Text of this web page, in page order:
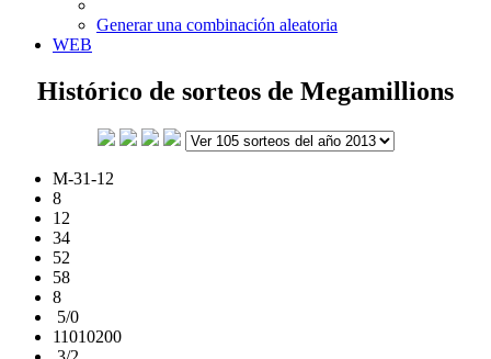
Generar una combinación aleatoria
WEB
Histórico de sorteos de Megamillions
M-31-12
8
12
34
52
58
8
5/0
11010200